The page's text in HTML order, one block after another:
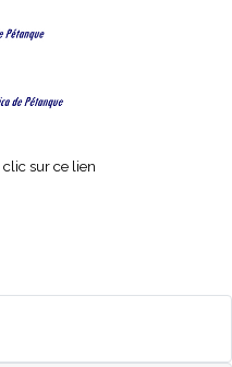
clic sur ce lien